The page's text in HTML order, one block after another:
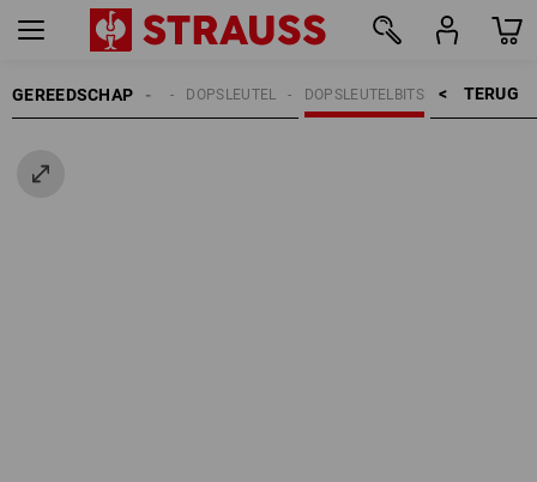
GEREEDSCHAP TERUG    >
DOPSLEUTELBITS
DOPSLEUTEL